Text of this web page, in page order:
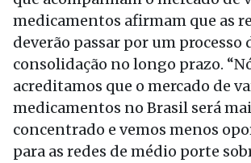
medicamentos afirmam que as
deverão passar por um processo
consolidação no longo prazo.
acreditamos que o mercado de
medicamentos no Brasil será
concentrado e vemos menos
para as redes de médio porte